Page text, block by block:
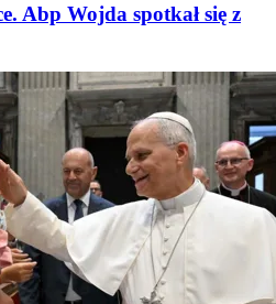
Abp Wojda spotkał się z